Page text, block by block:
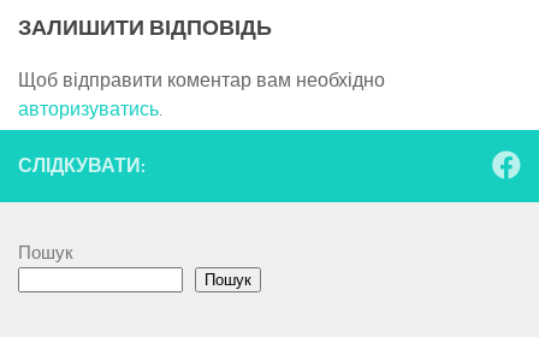
ЗАЛИШИТИ ВІДПОВІДЬ
Щоб відправити коментар вам необхідно
авторизуватись.
СЛІДКУВАТИ:
Пошук
Пошук